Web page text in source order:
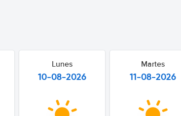
Lunes
10-08-2026
Martes
11-08-2026